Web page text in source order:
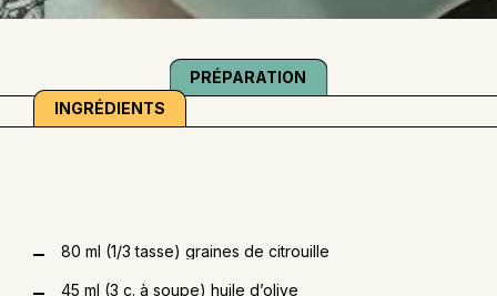
INGRÉDIENTS
PRÉPARATION
80 ml (1/3 tasse) graines de citrouille
45 ml (3 c. à soupe) huile d’olive